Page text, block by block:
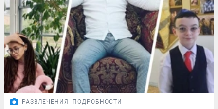
РАЗВЛЕЧЕНИЯ ПОДРОБНОСТИ